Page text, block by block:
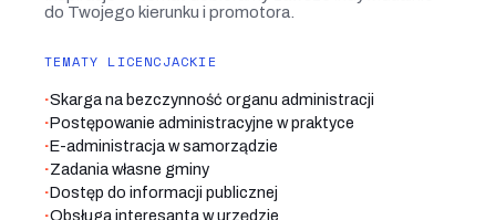
do Twojego kierunku i promotora.
TEMATY LICENCJACKIE
·Skarga na bezczynność organu administracji
·Postępowanie administracyjne w praktyce
·E-administracja w samorządzie
·Zadania własne gminy
·Dostęp do informacji publicznej
·Obsługa interesanta w urzędzie